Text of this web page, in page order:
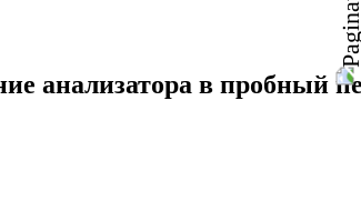
анализатора в пробный